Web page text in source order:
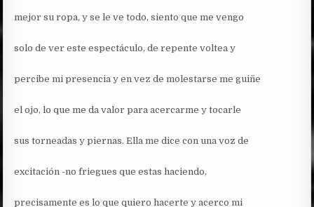
mejor su ropa, y se le ve todo, siento que me vengo
solo de ver este espectáculo, de repente voltea y
percibe mi presencia y en vez de molestarse me guiñe
el ojo, lo que me da valor para acercarme y tocarle
sus torneadas y piernas.Ella me dice con una voz de
excitación -no friegues que estas haciendo,
precisamente es lo que quiero hacerte y acerco mi